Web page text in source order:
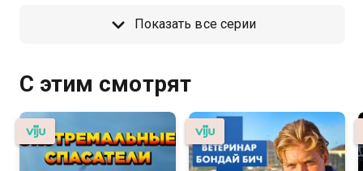
Показать все серии
С этим смотрят